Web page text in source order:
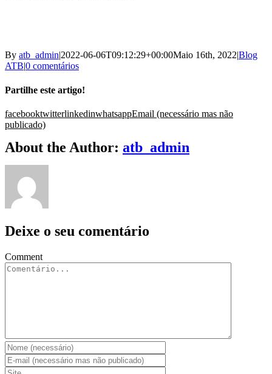
By atb_admin|2022-06-06T09:12:29+00:00Maio 16th, 2022|Blog
ATB|0 comentários
Partilhe este artigo!
facebooktwitterlinkedinwhatsappEmail (necessário mas não
publicado)
About the Author: atb_admin
Deixe o seu comentário
Comment